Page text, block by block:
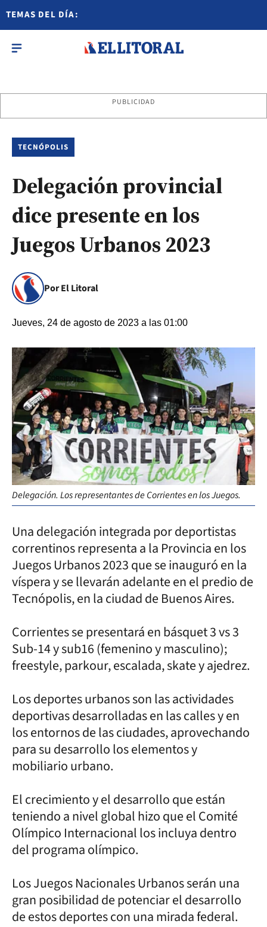
TEMAS DEL DÍA:
PUBLICIDAD
TECNÓPOLIS
Delegación provincial
dice presente en los
Juegos Urbanos 2023
Por El Litoral
Jueves, 24 de agosto de 2023 a las 01:00
Delegación. Los representantes de Corrientes en los Juegos.
Una delegación integrada por deportistas
correntinos representa a la Provincia en los
Juegos Urbanos 2023 que se inauguró en la
víspera y se llevarán adelante en el predio de
Tecnópolis, en la ciudad de Buenos Aires.
Corrientes se presentará en básquet 3 vs 3
Sub-14 y sub16 (femenino y masculino);
freestyle, parkour, escalada, skate y ajedrez.
Los deportes urbanos son las actividades
deportivas desarrolladas en las calles y en
los entornos de las ciudades, aprovechando
para su desarrollo los elementos y
mobiliario urbano.
El crecimiento y el desarrollo que están
teniendo a nivel global hizo que el Comité
Olímpico Internacional los incluya dentro
del programa olímpico.
Los Juegos Nacionales Urbanos serán una
gran posibilidad de potenciar el desarrollo
de estos deportes con una mirada federal.